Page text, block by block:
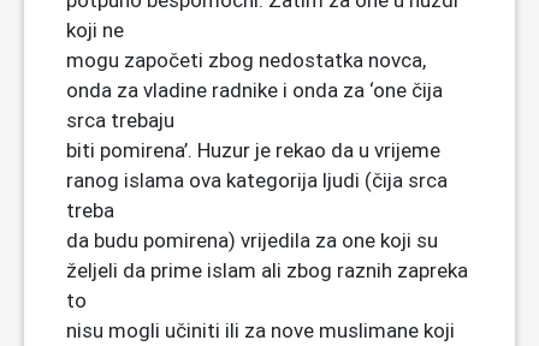
koji ne
mogu započeti zbog nedostatka novca,
onda za vladine radnike i onda za ‘one čija
srca trebaju
biti pomirena’. Huzur je rekao da u vrijeme
ranog islama ova kategorija ljudi (čija srca
treba
da budu pomirena) vrijedila za one koji su
željeli da prime islam ali zbog raznih zapreka
to
nisu mogli učiniti ili za nove muslimane koji